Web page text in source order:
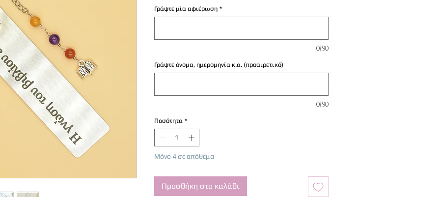
Γράψτε μία αφιέρωση *
0/90
Γράψτε όνομα, ημερομηνία κ.α. (προαιρετικό)
0/90
Ποσότητα *
Μόνο 4 σε απόθεμα
Προσθήκη στο καλάθι